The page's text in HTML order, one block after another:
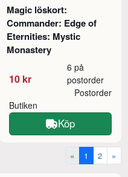
Magic löskort:
Commander: Edge of
Eternities: Mystic
Monastery
10 kr
6 på
postorder
Butiken
Postorder
Köp
« 1 2 »